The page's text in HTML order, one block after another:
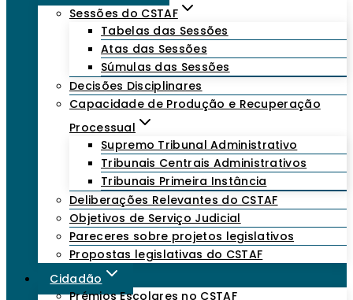
Sessões do CSTAF
Tabelas das Sessões
Atas das Sessões
Súmulas das Sessões
Decisões Disciplinares
Capacidade de Produção e Recuperação
Processual
Supremo Tribunal Administrativo
Tribunais Centrais Administrativos
Tribunais Primeira Instância
Deliberações Relevantes do CSTAF
Objetivos de Serviço Judicial
Pareceres sobre projetos legislativos
Propostas legislativas do CSTAF
Cidadão
Prémios Escolares no CSTAF